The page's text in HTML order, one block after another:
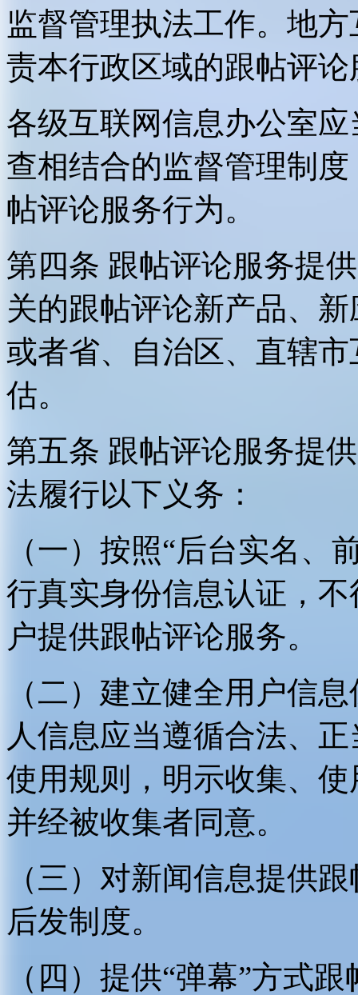
监督管理执法工作。地
责本行政区域的跟帖评
各级互联网信息办公室
查相结合的监督管理制
帖评论服务行为。
第四条 跟帖评论服务提
关的跟帖评论新产品、
或者省、自治区、直辖
估。
第五条 跟帖评论服务提
法履行以下义务：
（一）按照“后台实名、
行真实身份信息认证，
户提供跟帖评论服务。
（二）建立健全用户信
人信息应当遵循合法、
使用规则，明示收集、
并经被收集者同意。
（三）对新闻信息提供
后发制度。
（四）提供“弹幕”方式